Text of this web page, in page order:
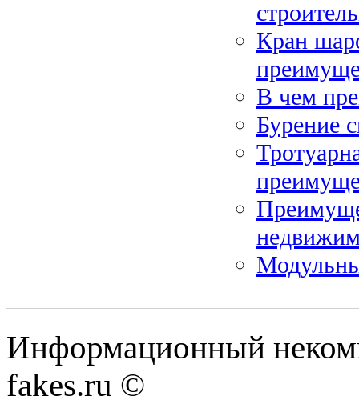
Кран
В чем
Бурение
Информационный
fakes.ru ©